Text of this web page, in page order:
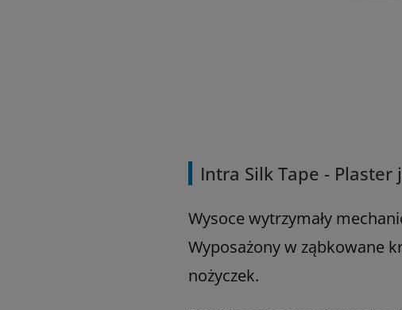
Intra Silk Tape -
Wysoce wytrzymały
Wyposażony w ząbkowane
nożyczek.